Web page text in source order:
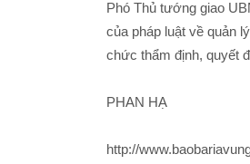
Phó Thủ tướng giao
của pháp luật về quản
chức thẩm định, quyết
PHAN HẠ
http://